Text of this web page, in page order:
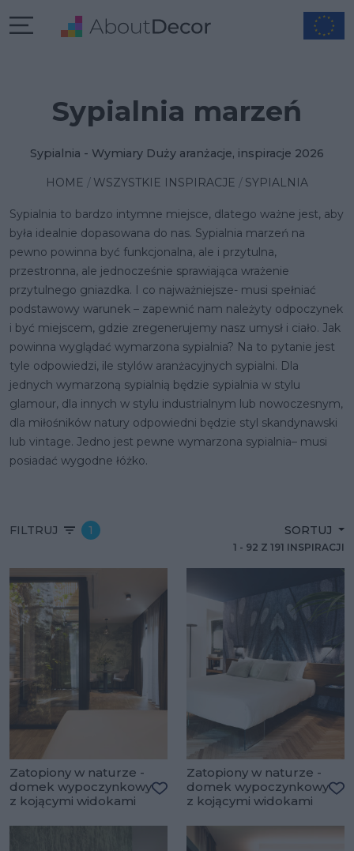
Sypialnia marzeń
Sypialnia - Wymiary Duży aranżacje, inspiracje 2026
HOME WSZYSTKIE INSPIRACJE SYPIALNIA
Sypialnia to bardzo intymne miejsce, dlatego ważne jest, aby
była idealnie dopasowana do nas. Sypialnia marzeń na
pewno powinna być funkcjonalna, ale i przytulna,
przestronna, ale jednocześnie sprawiająca wrażenie
przytulnego gniazdka. I co najważniejsze- musi spełniać
podstawowy warunek – zapewnić nam należyty odpoczynek
i być miejscem, gdzie zregenerujemy nasz umysł i ciało. Jak
powinna wyglądać wymarzona sypialnia? Na to pytanie jest
tyle odpowiedzi, ile stylów aranżacyjnych sypialni. Dla
jednych wymarzoną sypialnią będzie sypialnia w stylu
glamour, dla innych w stylu industrialnym lub nowoczesnym,
dla miłośników natury odpowiedni będzie styl skandynawski
lub vintage. Jedno jest pewne wymarzona sypialnia– musi
posiadać wygodne łóżko.
FILTRUJ 1 SORTUJ
1 - 92 Z 191 INSPIRACJI
Zatopiony w naturze -
domek wypoczynkowy
z kojącymi widokami
Dodaj do ulubionych
Zatopiony w naturze -
domek wypoczynkowy
z kojącymi widokami